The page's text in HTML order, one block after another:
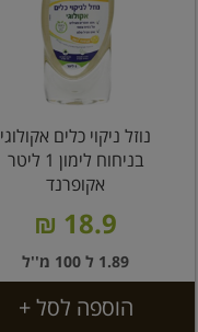
נוזל ניקוי כלים אקולוגי
בניחוח לימון 1 ליטר
אקופרנד
18.9 ₪
1.89 ל 100 מ''ל
הוספה לסל +